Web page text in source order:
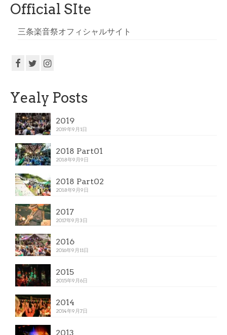
Official SIte
三条楽音祭オフィシャルサイト
Yealy Posts
2019
2019年9月1日
2018 Part01
2018年9月9日
2018 Part02
2018年9月9日
2017
2017年9月3日
2016
2016年9月11日
2015
2015年9月6日
2014
2014年9月7日
2013